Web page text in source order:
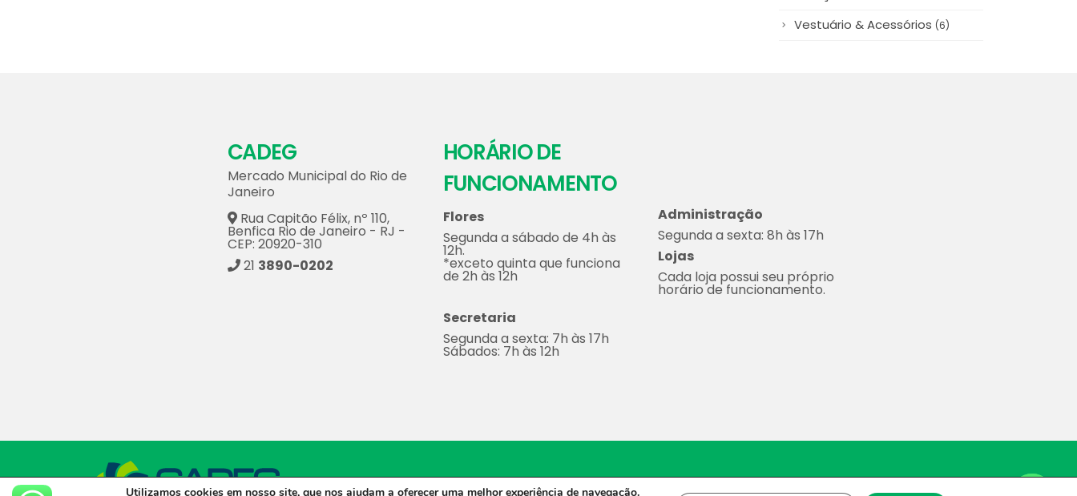
Vestuário & Acessórios (6)
CADEG
Mercado Municipal do Rio de
Janeiro
Rua Capitão Félix, nº 110,
Benfica Rio de Janeiro - RJ -
CEP: 20920-310
21 3890-0202
HORÁRIO DE
FUNCIONAMENTO
Flores
Segunda a sábado de 4h às
12h.
*exceto quinta que funciona
de 2h às 12h
Secretaria
Segunda a sexta: 7h às 17h
Sábados: 7h às 12h
Administração
Segunda a sexta: 8h às 17h
Lojas
Cada loja possui seu próprio
horário de funcionamento.
CADEG © 2023 - Todos os direitos reservados. Desenvolvido por Molin Space.
Utilizamos cookies em nosso site, que nos ajudam a oferecer uma melhor experiência de navegação.